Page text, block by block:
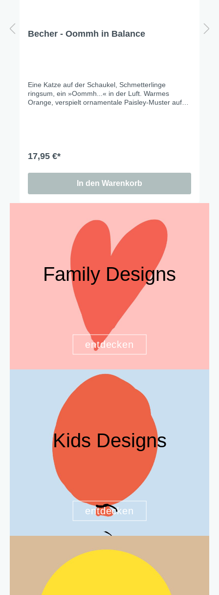
Becher - Oommh in Balance
Eine Katze auf der Schaukel, Schmetterlinge
ringsum, ein »Oommh...« in der Luft. Warmes
Orange, verspielt ornamentale Paisley-Muster auf
17,95 €*
In den Warenkorb
Family Designs
entdecken
Kids Designs
entdecken